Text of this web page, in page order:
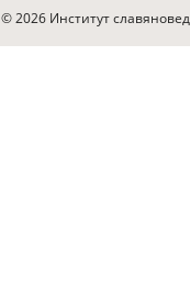
© 2026 Институт